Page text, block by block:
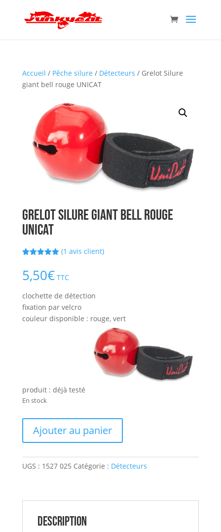
Accueil / Pêche silure / Détecteurs / Grelot Silure
giant bell rouge UNICAT
Grelot Silure giant bell rouge
UNICAT
basé sur
notation
(1 avis client)
5,50€ TTC
clochette de détection
fixation par velcro
couleur disponible : rouge, vert
produit : déjà testé
En stock
Silure
giant
UNICAT
Ajouter au panier
UGS : 1527 025 Catégorie : Détecteurs
Description